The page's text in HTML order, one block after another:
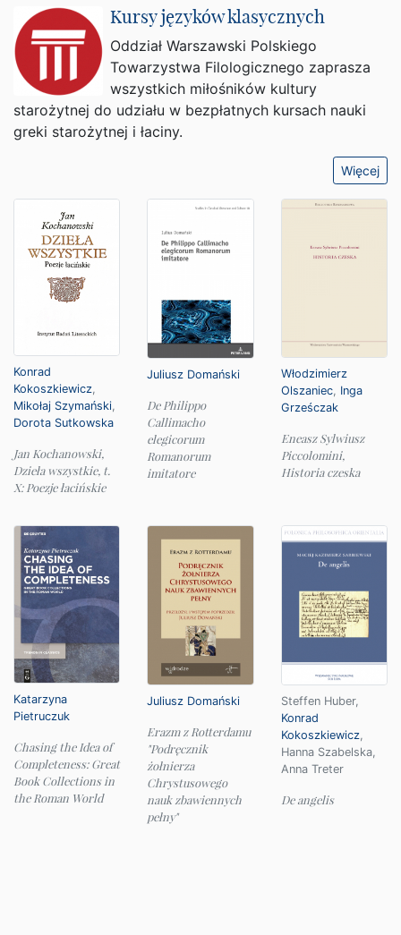
Konrad
Kokoszkiewicz,
Mikołaj Szymański,
Dorota Sutkowska
Jan Kochanowski,
Dzieła wszystkie, t.
X: Poezje łacińskie
Juliusz Domański
De Philippo
Callimacho
elegicorum
Romanorum
imitatore
Włodzimierz
Olszaniec, Inga
Grześczak
Eneasz Sylwiusz
Piccolomini,
Historia czeska
Katarzyna
Pietruczuk
Chasing the Idea of
Completeness: Great
Book Collections in
the Roman World
Juliusz Domański
Erazm z Rotterdamu
"Podręcznik
żołnierza
Chrystusowego
nauk zbawiennych
pełny"
Steffen Huber,
Konrad
Kokoszkiewicz,
Hanna Szabelska,
Anna Treter
De angelis
Kursy języków klasycznych
Oddział Warszawski Polskiego
Towarzystwa Filologicznego zaprasza
wszystkich miłośników kultury
starożytnej do udziału w bezpłatnych kursach nauki
greki starożytnej i łaciny.
Więcej